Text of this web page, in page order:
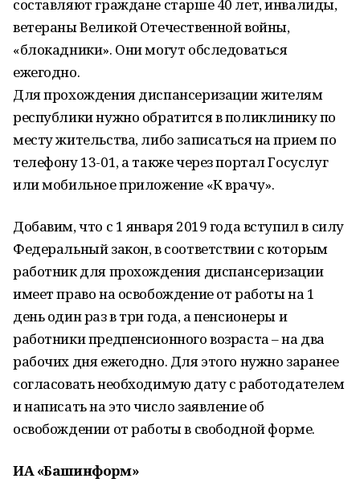
составляют граждане старше 40 лет, инвалиды,
ветераны Великой Отечественной войны,
«блокадники». Они могут обследоваться
ежегодно.
Для прохождения диспансеризации жителям
республики нужно обратится в поликлинику по
месту жительства, либо записаться на прием по
телефону 13-01, а также через портал Госуслуг
или мобильное приложение «К врачу».
Добавим, что с 1 января 2019 года вступил в силу
Федеральный закон, в соответствии с которым
работник для прохождения диспансеризации
имеет право на освобождение от работы на 1
день один раз в три года, а пенсионеры и
работники предпенсионного возраста – на два
рабочих дня ежегодно. Для этого нужно заранее
согласовать необходимую дату с работодателем
и написать на это число заявление об
освобождении от работы в свободной форме.
ИА «Башинформ»